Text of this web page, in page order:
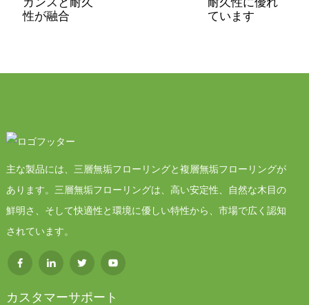
性が融合
ています
主な製品には、三層無垢フローリングと複層無垢フローリングが
あります。三層無垢フローリングは、高い安定性、自然な木目の
鮮明さ、そして快適性と環境に優しい特性から、市場で広く認知
されています。
カスタマーサポート